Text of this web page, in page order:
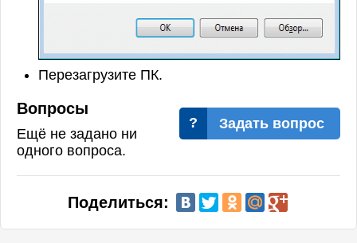
Перезагрузите ПК.
Задать вопрос
Вопросы
Ещё не задано ни
одного вопроса.
Поделиться: